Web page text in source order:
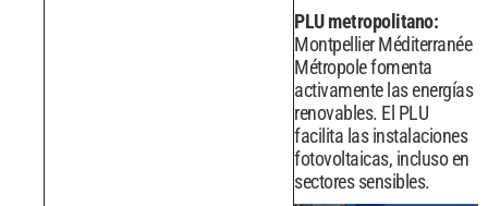
PLU metropolitano:
Montpellier Méditerranée
Métropole fomenta
activamente las energías
renovables. El PLU
facilita las instalaciones
fotovoltaicas, incluso en
sectores sensibles.